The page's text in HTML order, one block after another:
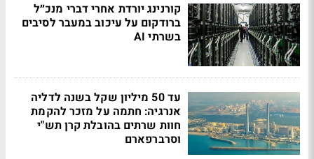
קורנינג יורדת אחרי דברי מנכ״ל
ברודקום על עיכוב במעבר לסיבים
בשרתי AI
עד 50 מיליון שקל בשנה לדליה
אנרגיה: חתמה על מזכר להקמת
חוות שרתים בהובלת קרן תש"י
וסרברפארם